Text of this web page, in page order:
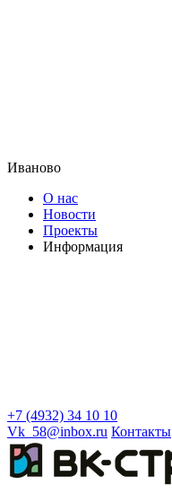
Иваново
О нас
Новости
Проекты
Информация
+7 (4932) 34 10 10
Vk_58@inbox.ru Контакты